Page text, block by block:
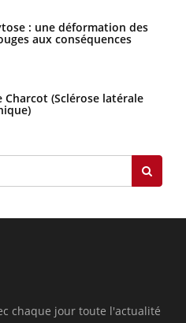
: une déformation des
aux conséquences
Charcot (Sclérose latérale
chaque jour toute l'actualité